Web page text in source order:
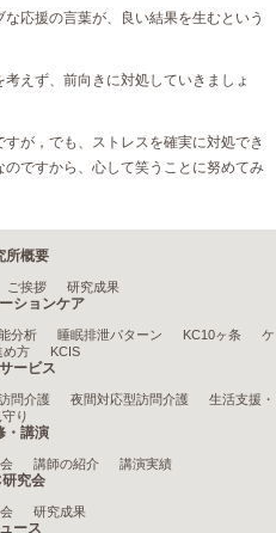
応援の言葉が、良い結果を生むという
えず、前向きに対処していきましょ
が，でも、ストレスを確実に対処でき
ですから、心して笑うことに努めてみ
所概要
ご挨拶 研究成果
ションケア
分析 睡眠排泄パターン KC10ヶ条
ケ
め方
KCIS
ービス
問介護 夜間対応型訪問介護
生活支援・
守り
・講演
講師の紹介 講演実績
究会
研究成果
ース